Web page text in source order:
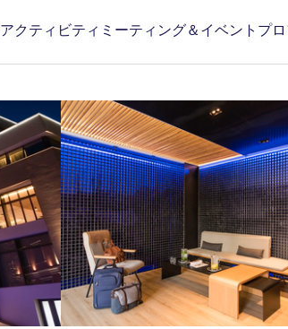
アクティビティ ミーティング＆イベント プ